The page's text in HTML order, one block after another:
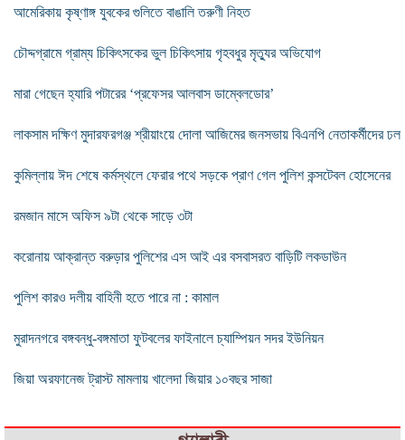
আমেরিকায় কৃষ্ণাঙ্গ যুবকের গুলিতে বাঙালি তরুণী নিহত
চৌদ্দগ্রামে গ্রাম্য চিকিৎসকের ভুল চিকিৎসায় গৃহবধুর মৃত্যুর অভিযোগ
মারা গেছেন হ্যারি পটারের ‘প্রফেসর আলবাস ডাম্বেলডোর’
লাকসাম দক্ষিণ মুদারফরগঞ্জ শ্রীয়াংয়ে দোলা আজিমের জনসভায় বিএনপি নেতাকর্মীদের ঢল
কুমিল্লায় ঈদ শেষে কর্মস্থলে ফেরার পথে সড়কে প্রাণ গেল পুলিশ কন্সটেবল হোসেনের
রমজান মাসে অফিস ৯টা থেকে সাড়ে ৩টা
করোনায় আক্রান্ত বরুড়ার পুলিশের এস আই এর বসবাসরত বাড়িটি লকডাউন
পুলিশ কারও দলীয় বাহিনী হতে পারে না : কামাল
মুরাদনগরে বঙ্গবন্ধু-বঙ্গমাতা ফুটবলের ফাইনালে চ্যাম্পিয়ন সদর ইউনিয়ন
জিয়া অরফানেজ ট্রাস্ট মামলায় খালেদা জিয়ার ১০বছর সাজা